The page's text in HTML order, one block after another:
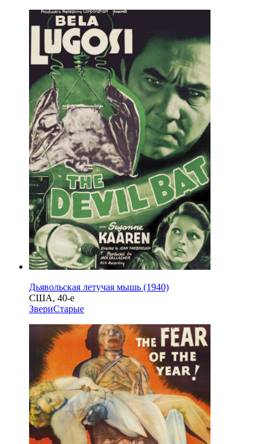
Дьявольская летучая мышь (1940)
США, 40-е
ЗвериСтарые